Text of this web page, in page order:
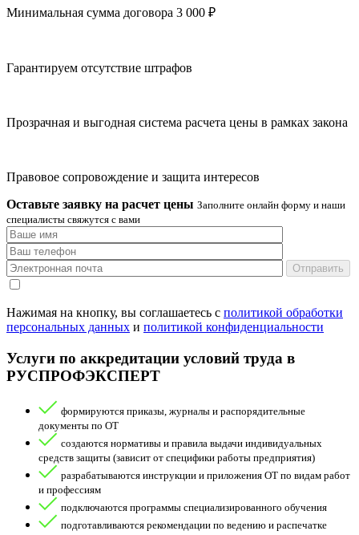
Минимальная сумма договора 3 000 ₽
Гарантируем отсутствие штрафов
Прозрачная и выгодная система расчета цены в рамках закона
Правовое сопровождение и защита интересов
Оставьте заявку на расчет цены Заполните онлайн форму и наши
специалисты свяжутся с вами
Отправить
Нажимая на кнопку, вы соглашаетесь с политикой обработки
персональных данных и политикой конфиденциальности
Услуги по аккредитации условий труда в
РУСПРОФЭКСПЕРТ
формируются приказы, журналы и распорядительные
документы по ОТ
создаются нормативы и правила выдачи индивидуальных
средств защиты (зависит от специфики работы предприятия)
разрабатываются инструкции и приложения ОТ по видам работ
и профессиям
подключаются программы специализированного обучения
подготавливаются рекомендации по ведению и распечатке